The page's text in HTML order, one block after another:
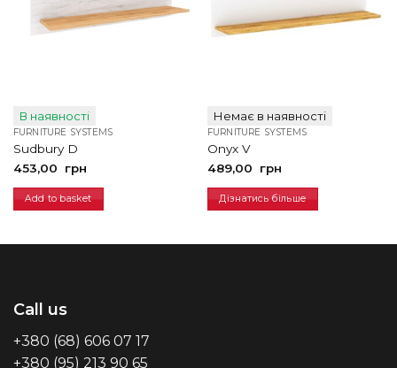
В наявності
FURNITURE SYSTEMS
Sudbury D
453,00
грн
Add to basket
Немає в наявності
FURNITURE SYSTEMS
Onyx V
489,00
грн
Дізнатись більше
Call us
+380 (68) 606 07 17
+380 (95) 213 90 65